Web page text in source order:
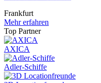
Frankfurt
Mehr erfahren
Top Partner
AXICA
Adler-Schiffe